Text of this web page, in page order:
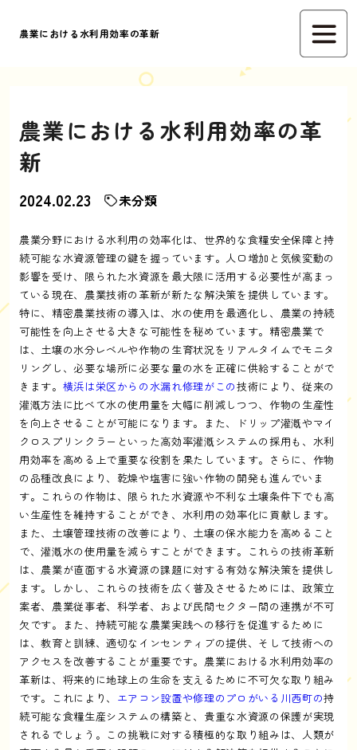
農業における水利用効率の革新
農業における水利用効率の革
新
2024.02.23 未分類
農業分野における水利用の効率化は、世界的な食糧安全保障と持
続可能な水資源管理の鍵を握っています。人口増加と気候変動の
影響を受け、限られた水資源を最大限に活用する必要性が高まっ
ている現在、農業技術の革新が新たな解決策を提供しています。
特に、精密農業技術の導入は、水の使用を最適化し、農業の持続
可能性を向上させる大きな可能性を秘めています。精密農業で
は、土壌の水分レベルや作物の生育状況をリアルタイムでモニタ
リングし、必要な場所に必要な量の水を正確に供給することがで
きます。 横浜は栄区からの水漏れ修理がこの技術により、従来の
灌漑方法に比べて水の使用量を大幅に削減しつつ、作物の生産性
を向上させることが可能になります。また、ドリップ灌漑やマイ
クロスプリンクラーといった高効率灌漑システムの採用も、水利
用効率を高める上で重要な役割を果たしています。さらに、作物
の品種改良により、乾燥や塩害に強い作物の開発も進んでいま
す。これらの作物は、限られた水資源や不利な土壌条件下でも高
い生産性を維持することができ、水利用の効率化に貢献します。
また、土壌管理技術の改善により、土壌の保水能力を高めること
で、灌漑水の使用量を減らすことができます。これらの技術革新
は、農業が直面する水資源の課題に対する有効な解決策を提供し
ます。しかし、これらの技術を広く普及させるためには、政策立
案者、農業従事者、科学者、および民間セクター間の連携が不可
欠です。また、持続可能な農業実践への移行を促進するために
は、教育と訓練、適切なインセンティブの提供、そして技術への
アクセスを改善することが重要です。農業における水利用効率の
革新は、将来的に地球上の生命を支えるために不可欠な取り組み
です。これにより、 エアコン設置や修理のプロがいる川西町の持
続可能な食糧生産システムの構築と、貴重な水資源の保護が実現
されるでしょう。この挑戦に対する積極的な取り組みは、人類が